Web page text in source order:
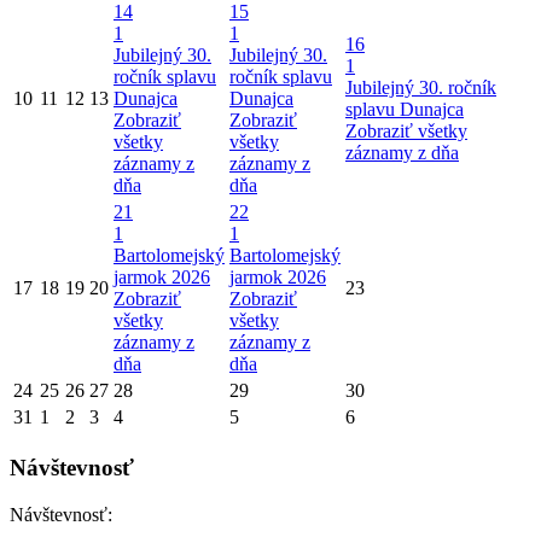
10 11 12 13
14
1
Jubilejný 30.
ročník splavu
Dunajca
Zobraziť
všetky
záznamy z
dňa
15
1
Jubilejný 30.
ročník splavu
Dunajca
Zobraziť
všetky
záznamy z
dňa
16
1
Jubilejný 30. ročník
splavu Dunajca
Zobraziť všetky
záznamy z dňa
17 18 19 20
21
1
Bartolomejský
jarmok 2026
Zobraziť
všetky
záznamy z
dňa
22
1
Bartolomejský
jarmok 2026
Zobraziť
všetky
záznamy z
dňa
23
24 25 26 27 28 29
30
31 1 2 3 4 5 6
Návštevnosť
Návštevnosť: